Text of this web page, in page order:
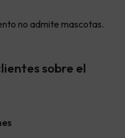
no admite mascotas.
sobre el